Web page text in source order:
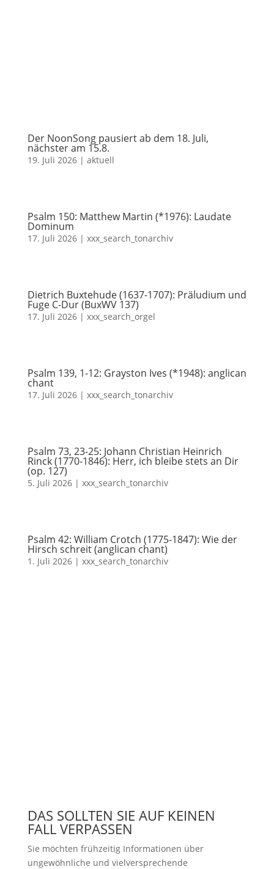
Der NoonSong pausiert ab dem 18. Juli,
nächster am 15.8.
19. Juli 2026| aktuell
Psalm 150: Matthew Martin (*1976): Laudate
Dominum
17. Juli 2026| xxx_search_tonarchiv
Dietrich Buxtehude (1637-1707): Präludium und
Fuge C-Dur (BuxWV 137)
17. Juli 2026| xxx_search_orgel
Psalm 139, 1-12: Grayston Ives (*1948): anglican
chant
17. Juli 2026| xxx_search_tonarchiv
Psalm 73, 23-25: Johann Christian Heinrich
Rinck (1770-1846): Herr, ich bleibe stets an Dir
(op. 127)
5. Juli 2026| xxx_search_tonarchiv
Psalm 42: William Crotch (1775-1847): Wie der
Hirsch schreit (anglican chant)
1. Juli 2026| xxx_search_tonarchiv
DAS SOLLTEN SIE AUF KEINEN
FALL VERPASSEN
Sie möchten frühzeitig Informationen über
ungewöhnliche und vielversprechende